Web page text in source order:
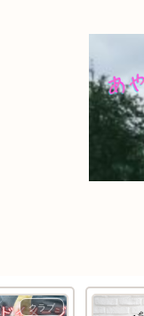
クラブ